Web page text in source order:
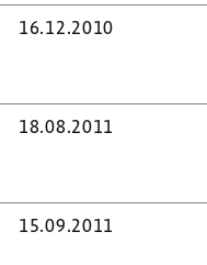
16.12.2010
18.08.2011
15.09.2011